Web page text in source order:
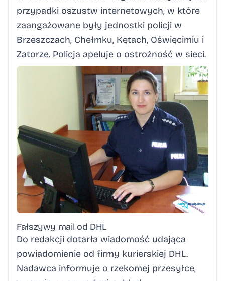
przypadki oszustw internetowych, w które
zaangażowane były jednostki policji w
Brzeszczach, Chełmku, Kętach, Oświęcimiu i
Zatorze. Policja apeluje o ostrożność w sieci.
Fałszywy mail od DHL
Do redakcji dotarła wiadomość udająca
powiadomienie od firmy kurierskiej DHL.
Nadawca informuje o rzekomej przesyłce,